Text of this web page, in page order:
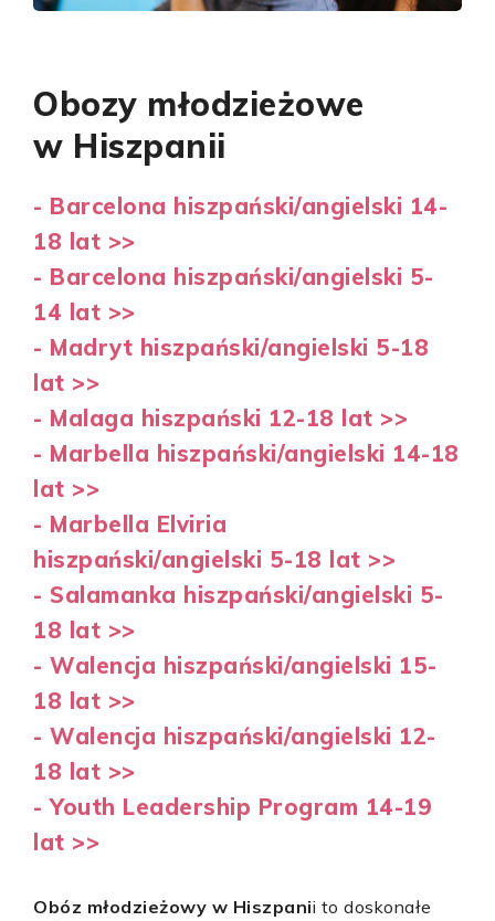
Obozy młodzieżowe
w Hiszpanii
- Barcelona hiszpański/angielski 14-
18 lat >>
- Barcelona hiszpański/angielski 5-
14 lat >>
- Madryt hiszpański/angielski 5-18
lat >>
- Malaga hiszpański 12-18 lat >>
- Marbella hiszpański/angielski 14-18
lat >>
- Marbella Elviria
hiszpański/angielski 5-18 lat >>
- Salamanka hiszpański/angielski 5-
18 lat >>
- Walencja hiszpański/angielski 15-
18 lat >>
- Walencja hiszpański/angielski 12-
18 lat >>
- Youth Leadership Program 14-19
lat >>
Obóz młodzieżowy w Hiszpanii to doskonałe